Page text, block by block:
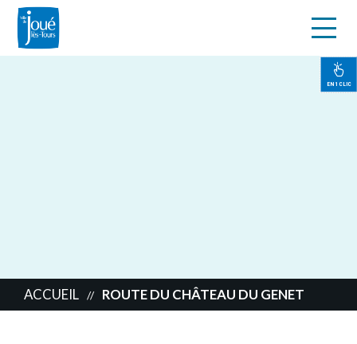
EN 1 CLIC
ACCUEIL // ROUTE DU CHÂTEAU DU GENET